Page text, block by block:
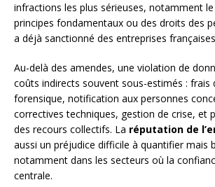
infractions les plus sérieuses, notamment
principes fondamentaux ou des droits des
a déjà sanctionné des entreprises
Au-delà des amendes, une violation de
coûts indirects souvent sous-estimés : frais
forensique, notification aux personnes
correctives techniques, gestion de crise, et
des recours collectifs. La réputation de
aussi un préjudice difficile à quantifier mais
notamment dans les secteurs où la
centrale.